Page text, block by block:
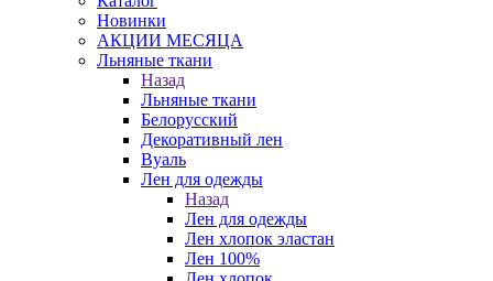
Новинки
АКЦИИ МЕСЯЦА
Льняные ткани
Назад
Льняные ткани
Белорусский
Декоративный лен
Вуаль
Лен для одежды
Назад
Лен для одежды
Лен хлопок эластан
Лен 100%